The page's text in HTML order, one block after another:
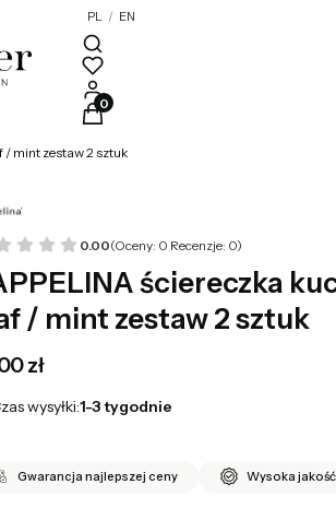
PL / EN
Produkty w koszyku: 0. Zobacz
/ mint zestaw 2 sztuk
0.00(Oceny: 0 Recenzje: 0)
ściereczka
/ mint zestaw 2 sztuk
zł
wysyłki:1-3 tygodnie
Gwarancja najlepszej ceny Wysoka jakość